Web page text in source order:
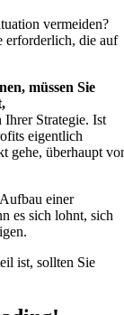
vermeiden?
erforderlich, die auf
müssen Sie
Ihrer Strategie. Ist
eigentlich
gehe, überhaupt
einer
es sich lohnt, sich
ist, sollten Sie